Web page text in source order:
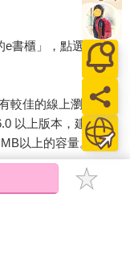
書櫃」，點選線上
較佳的線上瀏覽效
以上版本，建議裝
以上的容量。
「會員中心」→「我